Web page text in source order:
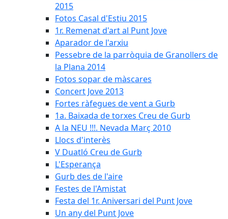
2015
Fotos Casal d'Estiu 2015
1r. Remenat d'art al Punt Jove
Aparador de l'arxiu
Pessebre de la parròquia de Granollers de
la Plana 2014
Fotos sopar de màscares
Concert Jove 2013
Fortes ràfegues de vent a Gurb
1a. Baixada de torxes Creu de Gurb
A la NEU !!!. Nevada Març 2010
Llocs d'interès
V Duatló Creu de Gurb
L'Esperança
Gurb des de l'aire
Festes de l'Amistat
Festa del 1r. Aniversari del Punt Jove
Un any del Punt Jove